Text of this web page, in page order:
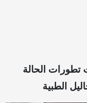
الحالة
الطبية